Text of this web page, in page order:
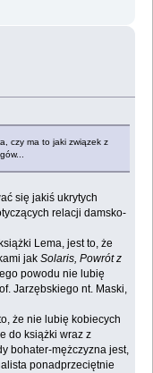
a, czy ma to jaki związek z
się jakiś ukrytych
relacji damsko-
Lema, jest to, że
jakSolaris, Powrót z
powodu nie lubię
Jarzębskiego nt. Maski,
że nie lubię kobiecych
do książki wraz z
bohater-mężczyzna jest,
ponadprzeciętnie